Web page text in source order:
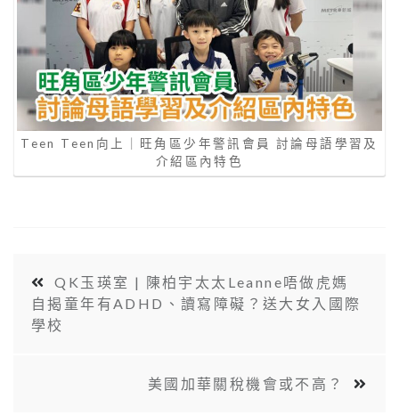
Teen Teen向上｜旺角區少年警訊會員 討論母語學習及
介紹區內特色
QK玉瑛室 | 陳柏宇太太Leanne唔做虎媽
自揭童年有ADHD、讀寫障礙？送大女入國際
學校
美國加華關稅機會或不高？